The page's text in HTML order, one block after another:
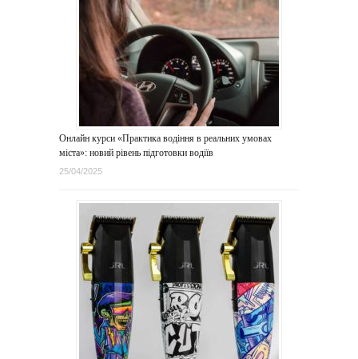
Онлайн курси «Практика водіння в реальних умовах
міста»: новий рівень підготовки водіїв
25/04/2025